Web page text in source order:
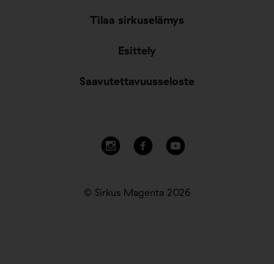
Tilaa sirkuselämys
Esittely
Saavutettavuusseloste
© Sirkus Magenta 2026